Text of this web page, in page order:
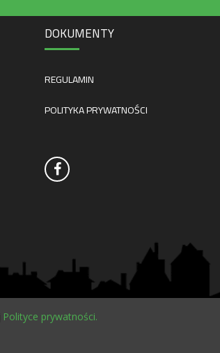
DOKUMENTY
REGULAMIN
POLITYKA PRYWATNOŚCI
Polityce prywatności.